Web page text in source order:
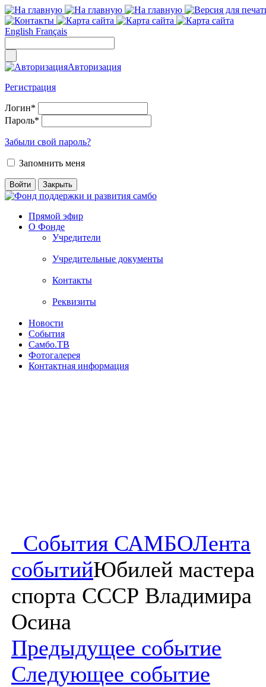
English Français
Авторизация
Регистрация
Логин*
Пароль*
Забыли свой пароль?
Запомнить меня
Прямой эфир
О Фонде
Учредители
Учредительные документы
Контакты
Реквизиты
Новости
События
Самбо.ТВ
Фотогалерея
Контактная информация
События САМБОЛента
событийЮбилей мастера
спорта СССР Владимира
Осина
Предыдущее событие
Следующее событие